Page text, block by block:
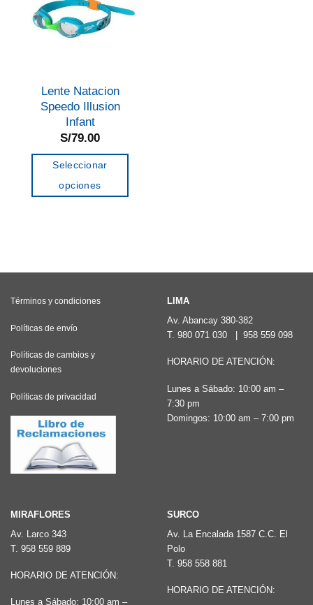
Lente Natacion
Speedo Illusion
Infant
S/79.00
Seleccionar
opciones
Las
pueden
en
la
página
de
producto
Términos y condiciones
Políticas de envío
Políticas de cambios y
devoluciones
Políticas de privacidad
LIMA
Av. Abancay 380-382
T. 980 071 030 958 559 098
HORARIO DE ATENCIÓN:
Lunes a Sábado: 10:00 am –
7:30 pm
Domingos: 10:00 am – 7:00 pm
MIRAFLORES
Av. Larco 343
T. 958 559 889
HORARIO DE ATENCIÓN:
Lunes a Sábado: 10:00 am –
SURCO
Av. La Encalada 1587 C.C. El
Polo
T. 958 558 881
HORARIO DE ATENCIÓN: